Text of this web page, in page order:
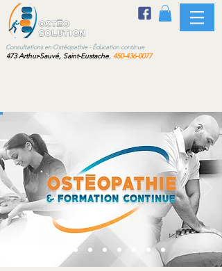
en Ostéopathie - Éducation continue
473 Arthur-Sauvé, Saint-Eustache, 450-436-0077